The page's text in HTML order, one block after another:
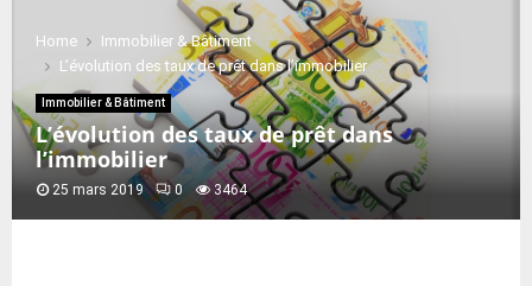
Home
Immobilier & Bâtiment
L’évolution des taux de prêt dans l’immobilier
Immobilier & Bâtiment
L’évolution des taux de prêt dans
l’immobilier
25 mars 2019 0 3464